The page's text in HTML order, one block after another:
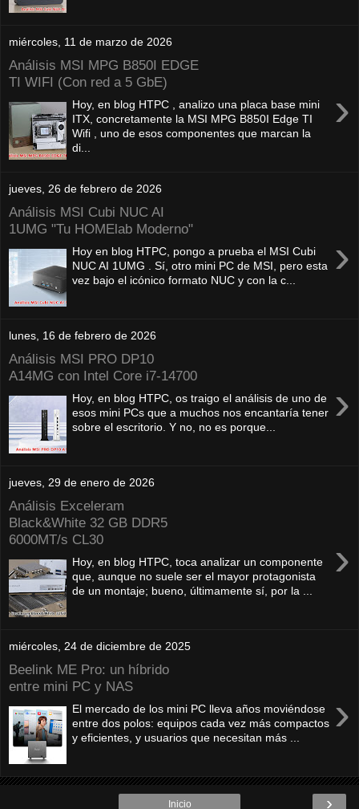
miércoles, 11 de marzo de 2026
Análisis MSI MPG B850I EDGE
TI WIFI (Con red a 5 GbE)
›
Hoy, en blog HTPC , analizo una placa base mini
ITX, concretamente la MSI MPG B850I Edge TI
Wifi , uno de esos componentes que marcan la
di...
jueves, 26 de febrero de 2026
Análisis MSI Cubi NUC AI
1UMG "Tu HOMElab Moderno"
›
Hoy en blog HTPC, pongo a prueba el MSI Cubi
NUC AI 1UMG . Sí, otro mini PC de MSI, pero esta
vez bajo el icónico formato NUC y con la c...
lunes, 16 de febrero de 2026
Análisis MSI PRO DP10
A14MG con Intel Core i7-14700
›
Hoy, en blog HTPC, os traigo el análisis de uno de
esos mini PCs que a muchos nos encantaría tener
sobre el escritorio. Y no, no es porque...
jueves, 29 de enero de 2026
Análisis Exceleram
Black&White 32 GB DDR5
6000MT/s CL30
›
Hoy, en blog HTPC, toca analizar un componente
que, aunque no suele ser el mayor protagonista
de un montaje; bueno, últimamente sí, por la ...
miércoles, 24 de diciembre de 2025
Beelink ME Pro: un híbrido
entre mini PC y NAS
›
El mercado de los mini PC lleva años moviéndose
entre dos polos: equipos cada vez más compactos
y eficientes, y usuarios que necesitan más ...
›
Inicio